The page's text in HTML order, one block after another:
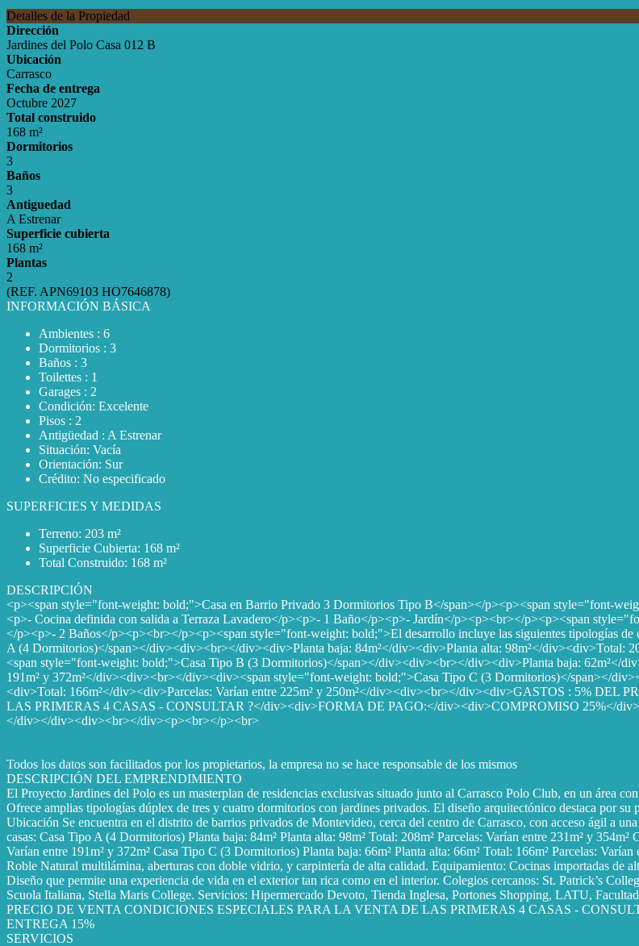
Detalles de la Propiedad
Dirección
Jardines del Polo Casa 012 B
Ubicación
Carrasco
Fecha de entrega
Octubre 2027
Total construido
168 m²
Dormitorios
3
Baños
3
Antiguedad
A Estrenar
Superficie cubierta
168 m²
Plantas
2
(REF. APN69103 HO7646878)
INFORMACIÓN BÁSICA
Ambientes : 6
Dormitorios : 3
Baños : 3
Toilettes : 1
Garages : 2
Condición: Excelente
Pisos : 2
Antigüedad : A Estrenar
Situación: Vacía
Orientación: Sur
Crédito: No especificado
SUPERFICIES Y MEDIDAS
Terreno: 203 m²
Superficie Cubierta: 168 m²
Total Construido: 168 m²
DESCRIPCIÓN
<p><span style="font-weight: bold;">Casa en Barrio Privado 3 Dormitorios Tipo B</span></p><p><span style="font-
<p>- Cocina definida con salida a Terraza Lavadero</p><p>- 1 Baño</p><p>- Jardín</p><p><br></p><p><span
</p><p>- 2 Baños</p><p><br></p><p><span style="font-weight: bold;">El desarrollo incluye las siguientes tipologías
A (4 Dormitorios)</span></div><div><br></div><div>Planta baja: 84m²</div><div>Planta alta: 98m²</div><div>Total:
<span style="font-weight: bold;">Casa Tipo B (3 Dormitorios)</span></div><div><br></div><div>Planta baja: 62m²</
191m² y 372m²</div><div><br></div><div><span style="font-weight: bold;">Casa Tipo C (3 Dormitorios)</span></
<div>Total: 166m²</div><div>Parcelas: Varían entre 225m² y 250m²</div><div><br></div><div>GASTOS : 5%
LAS PRIMERAS 4 CASAS - CONSULTAR ?</div><div>FORMA DE PAGO:</div><div>COMPROMISO 25%</
</div></div><div><br></div><p><br></p><br>
Todos los datos son facilitados por los propietarios, la empresa no se hace responsable de los mismos
DESCRIPCIÓN DEL EMPRENDIMIENTO
El Proyecto Jardines del Polo es un masterplan de residencias exclusivas situado junto al Carrasco Polo Club, en un área
Ofrece amplias tipologías dúplex de tres y cuatro dormitorios con jardines privados. El diseño arquitectónico destaca por su
Ubicación Se encuentra en el distrito de barrios privados de Montevideo, cerca del centro de Carrasco, con acceso ágil a
casas: Casa Tipo A (4 Dormitorios) Planta baja: 84m² Planta alta: 98m² Total: 208m² Parcelas: Varían entre 231m² y
Varían entre 191m² y 372m² Casa Tipo C (3 Dormitorios) Planta baja: 66m² Planta alta: 66m² Total: 166m² Parcelas:
Roble Natural multilámina, aberturas con doble vidrio, y carpintería de alta calidad. Equipamiento: Cocinas importadas de
Diseño que permite una experiencia de vida en el exterior tan rica como en el interior. Colegios cercanos: St. Patrick’s
Scuola Italiana, Stella Maris College. Servicios: Hipermercado Devoto, Tienda Inglesa, Portones Shopping, LATU,
PRECIO DE VENTA CONDICIONES ESPECIALES PARA LA VENTA DE LAS PRIMERAS 4 CASAS -
ENTREGA 15%
SERVICIOS